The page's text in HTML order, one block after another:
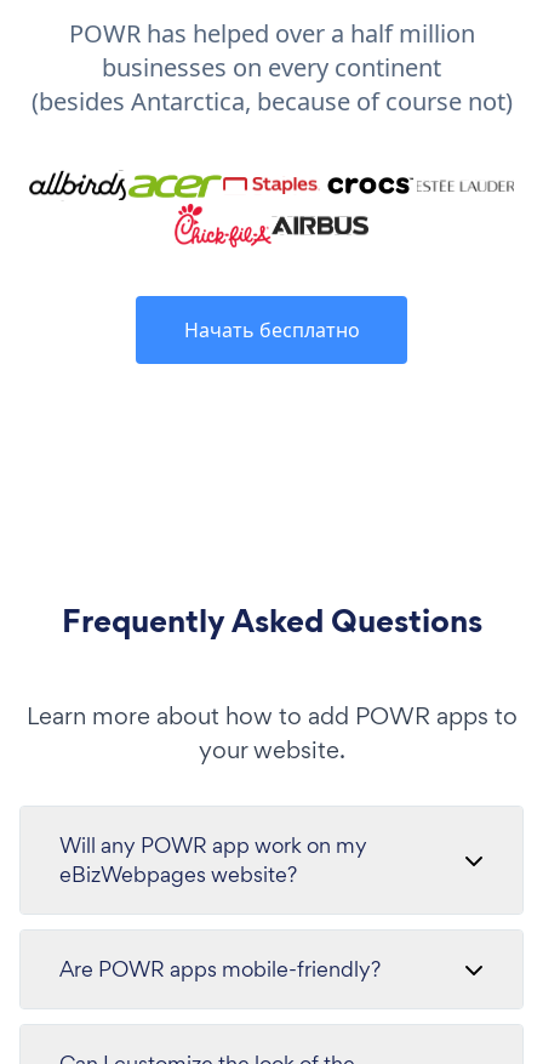
POWR has helped over a half million
businesses on every continent
(besides Antarctica, because of course not)
Начать бесплатно
Frequently Asked Questions
Learn more about how to add POWR apps to
your website.
Will any POWR app work on my
eBizWebpages website?
Are POWR apps mobile-friendly?